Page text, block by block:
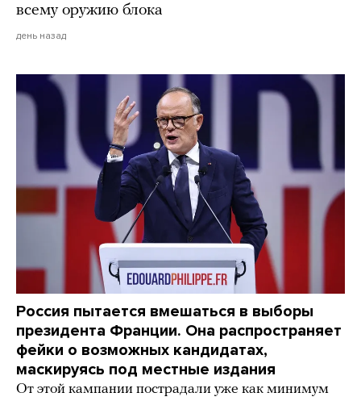
всему оружию блока
день назад
Россия пытается вмешаться в выборы
президента Франции. Она распространяет
фейки о возможных кандидатах,
маскируясь под местные издания
От этой кампании пострадали уже как минимум